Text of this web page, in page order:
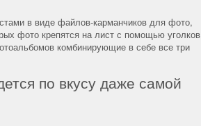
в виде файлов-карманчиков для фото,
фото крепятся на лист с помощью уголков
комбинирующие в себе все три
по вкусу даже самой